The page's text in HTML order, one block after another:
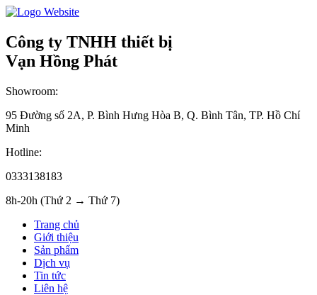
Công ty TNHH thiết bị
Vạn Hồng Phát
Showroom:
95 Đường số 2A, P. Bình Hưng Hòa B, Q. Bình Tân, TP. Hồ Chí
Minh
Hotline:
0333138183
8h-20h (Thứ 2 → Thứ 7)
Trang chủ
Giới thiệu
Sản phẩm
Dịch vụ
Tin tức
Liên hệ